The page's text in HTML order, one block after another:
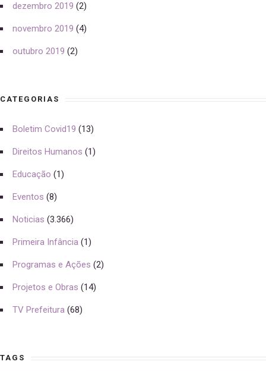
dezembro 2019 (2)
novembro 2019 (4)
outubro 2019 (2)
CATEGORIAS
Boletim Covid19 (13)
Direitos Humanos (1)
Educação (1)
Eventos (8)
Noticias (3.366)
Primeira Infância (1)
Programas e Ações (2)
Projetos e Obras (14)
TV Prefeitura (68)
TAGS